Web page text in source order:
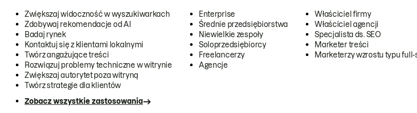
Zwiększaj widoczność w wyszukiwarkach
Zdobywaj rekomendacje od AI
Badaj rynek
Kontaktuj się z klientami lokalnymi
Twórz angażujące treści
Rozwiązuj problemy techniczne w witrynie
Zwiększaj autorytet poza witryną
Twórz strategie dla klientów
Zobacz wszystkie zastosowania
Enterprise
Średnie przedsiębiorstwa
Niewielkie zespoły
Soloprzedsiębiorcy
Freelancerzy
Agencje
Właściciel firmy
Właściciel agencji
Specjalista ds. SEO
Marketer treści
Marketerzy wzrostu typu